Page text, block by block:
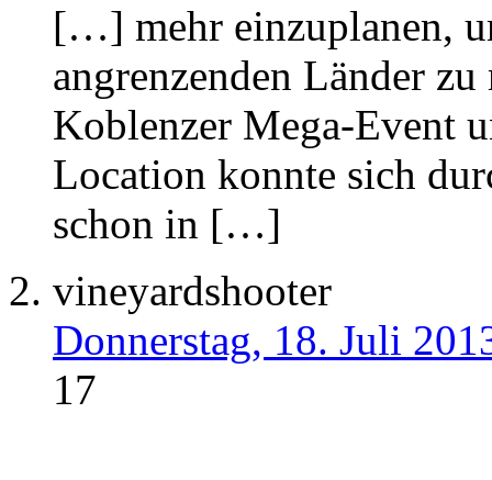
[…] mehr einzuplanen,
angrenzenden Länder
Koblenzer Mega-Event
Location konnte sich
schon in […]
vineyardshooter
Donnerstag, 18. Juli
17